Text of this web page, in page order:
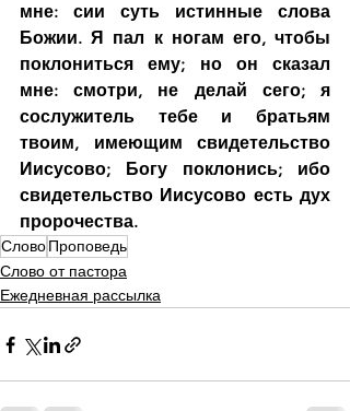
мне: сии суть истинные слова
Божии. Я пал к ногам его, чтобы
поклониться ему; но он сказал
мне: смотри, не делай сего; я
сослужитель тебе и братьям
твоим, имеющим свидетельство
Иисусово; Богу поклонись; ибо
свидетельство Иисусово есть дух
пророчества.
СловоПроповедь
Слово от пастора
Ежедневная рассылка